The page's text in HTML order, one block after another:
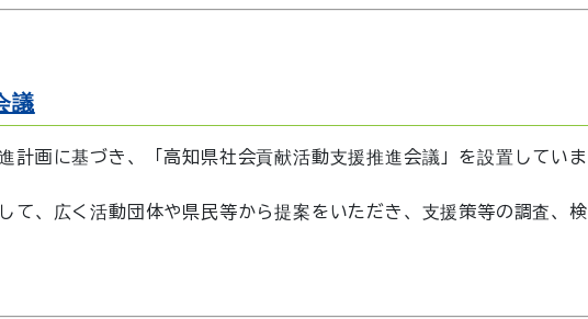
議
画に基づき、「高知県社会貢献活動支援推進会議」を設置していま
、広く活動団体や県民等から提案をいただき、支援策等の調査、検